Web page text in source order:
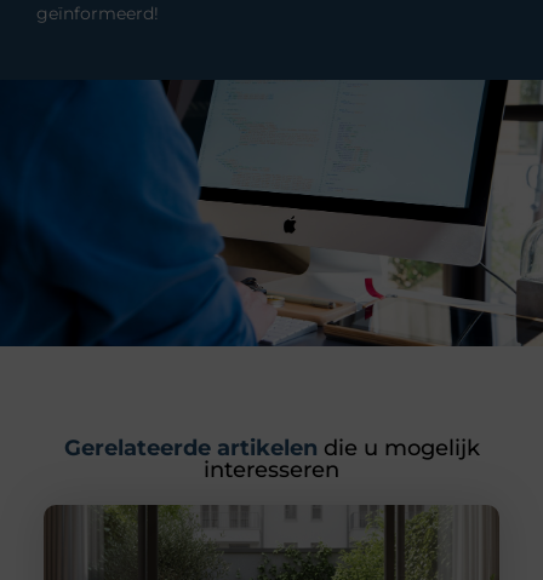
geïnformeerd!
Gerelateerde artikelen die u mogelijk
interesseren